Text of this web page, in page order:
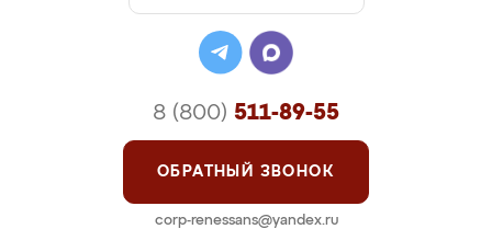
8 (800) 511-89-55
ОБРАТНЫЙ ЗВОНОК
corp-renessans@yandex.ru